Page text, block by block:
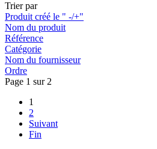
Trier par
Produit créé le " -/+"
Nom du produit
Référence
Catégorie
Nom du fournisseur
Ordre
Page 1 sur 2
1
2
Suivant
Fin